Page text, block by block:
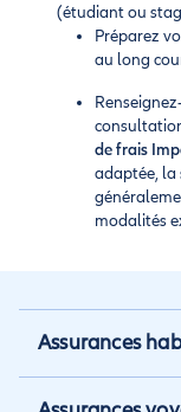
(étudiant ou
Préparez
au long
de frais
adaptée, la
modalités
Assurances
Assurance